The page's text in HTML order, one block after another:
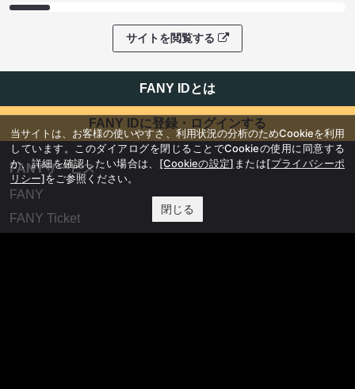
サイトを閲覧する
FANY IDとは
FANY IDに登録・ログインする
FANYサービス
FANY
FANY Ticket
当サイトは、お客様の使いやすさ、利用状況の分析のためCookieを利用
しています。このダイアログを閉じることでCookieの使用に同意する
か、詳細を確認したい場合は、 [Cookieの設定] または[プライバシーポ
リシー]をご参照ください。
閉じる